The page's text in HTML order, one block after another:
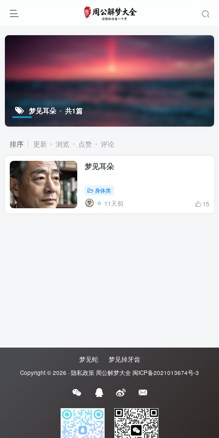
梦见耳朵 共1篇
排序 更新 浏览 点赞 评论
梦见耳朵
身体类
11天前 15
梦见蛇 梦见掉牙齿
Copyright © 2026 · 隐私政策 周公解梦大全 闽ICP备2021013674号-3